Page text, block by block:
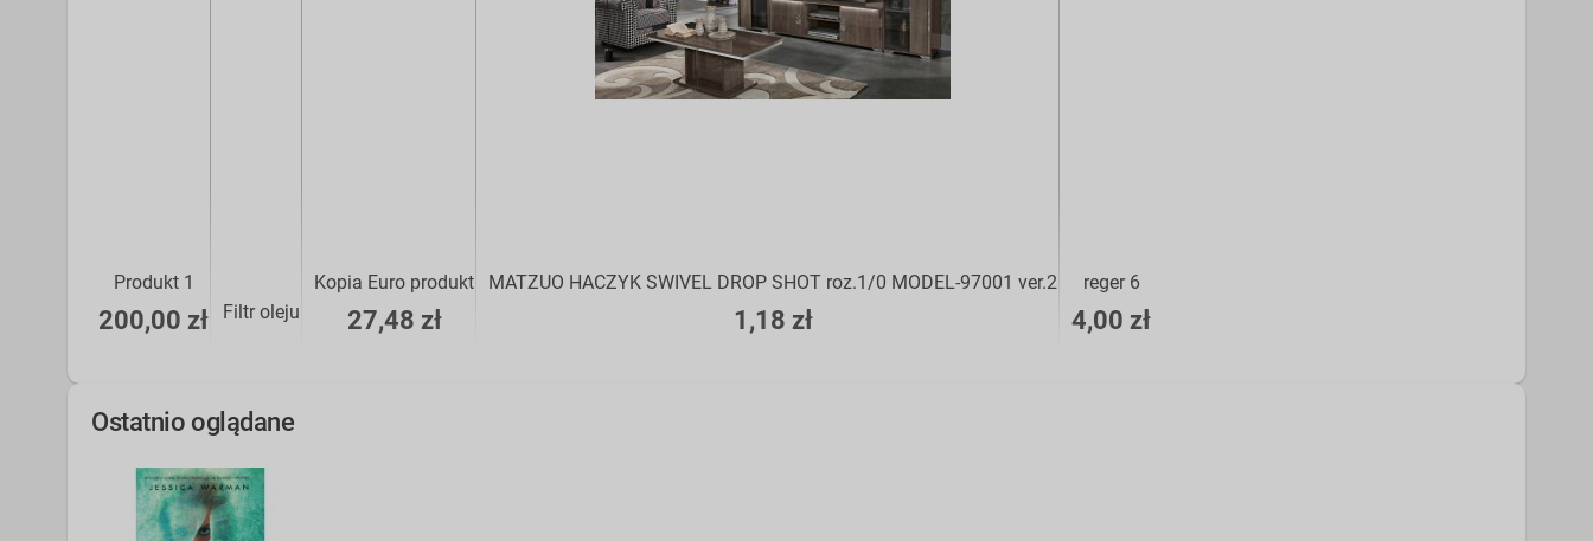
Produkt 1
200,00 zł Filtr oleju
Kopia Euro produkt
27,48 zł
MATZUO HACZYK SWIVEL DROP SHOT roz.1/0 MODEL-97001 ver.2
1,18 zł
reger 6
4,00 zł
Ostatnio oglądane